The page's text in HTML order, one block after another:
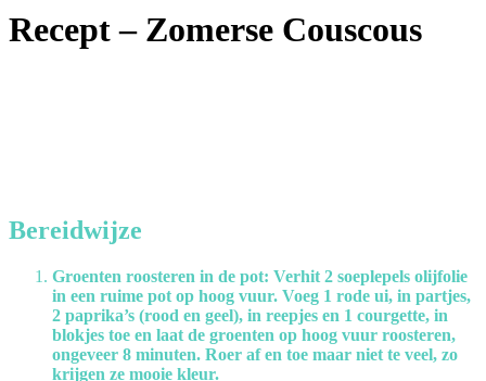
Recept – Zomerse Couscous
Bereidwijze
Groenten roosteren in de pot: Verhit 2 soeplepels olijfolie
in een ruime pot op hoog vuur. Voeg 1 rode ui, in partjes,
2 paprika’s (rood en geel), in reepjes en 1 courgette, in
blokjes toe en laat de groenten op hoog vuur roosteren,
ongeveer 8 minuten. Roer af en toe maar niet te veel, zo
krijgen ze mooie kleur.